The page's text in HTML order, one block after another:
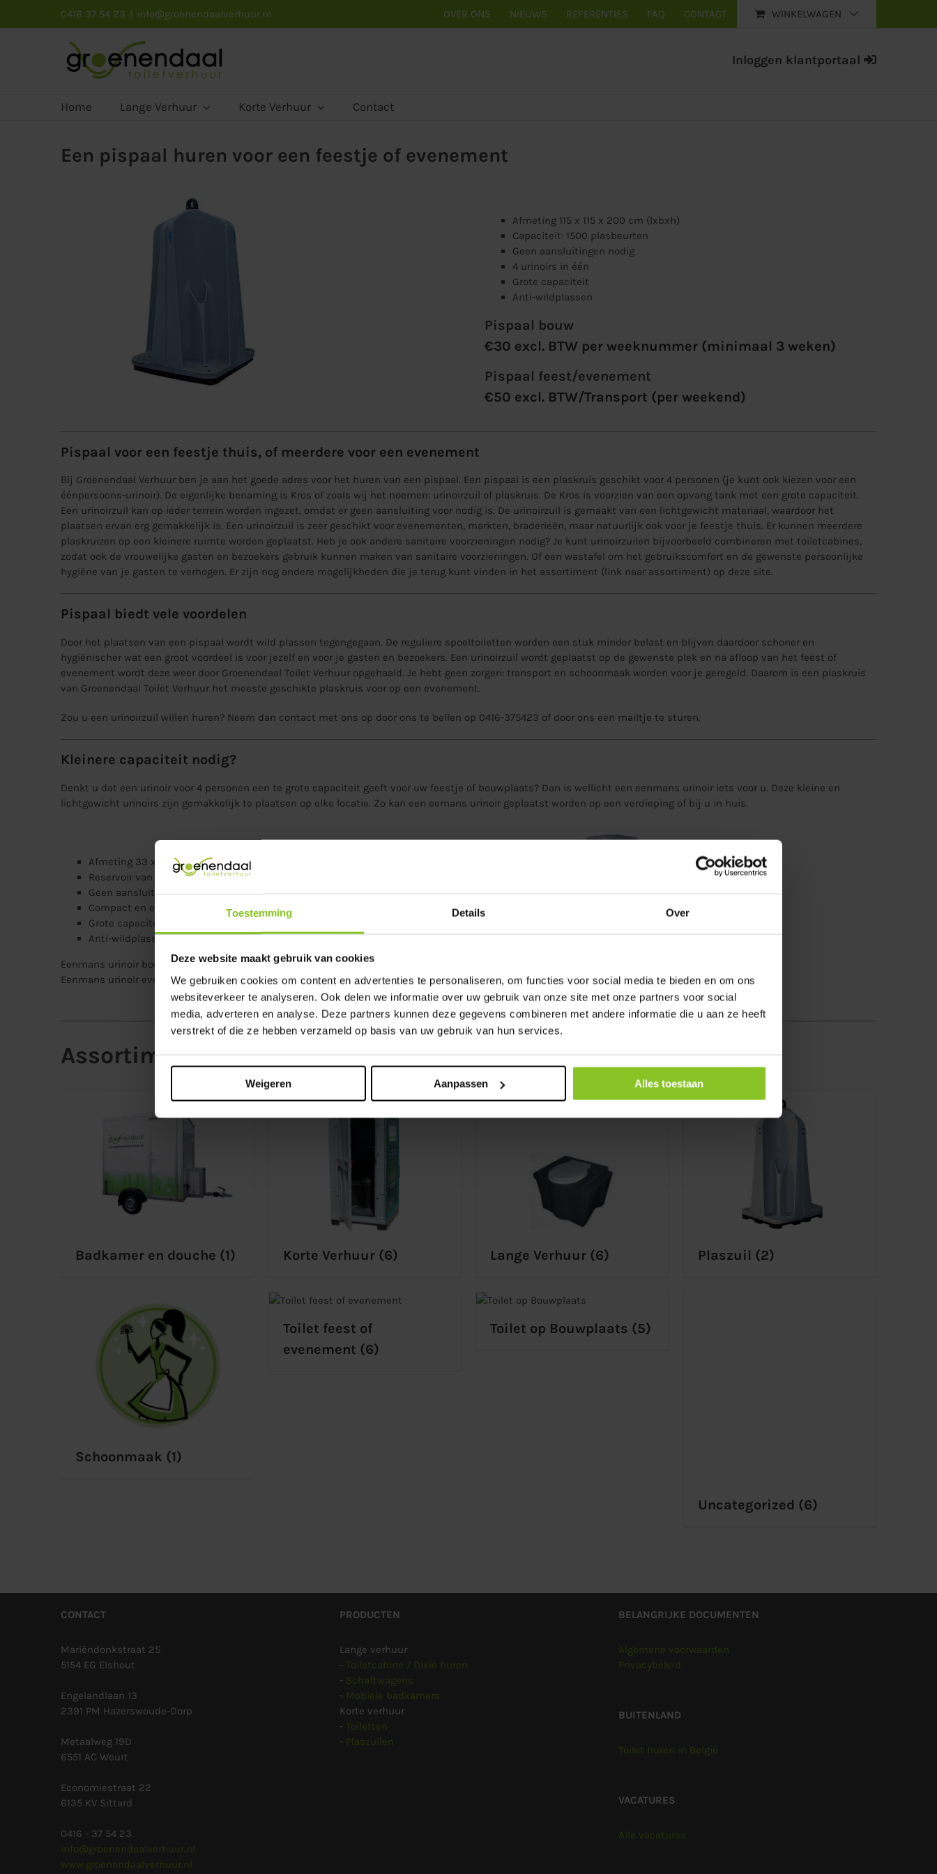
Toestemming Details Over
Deze website maakt gebruik van cookies
We gebruiken cookies om content en advertenties te personaliseren, om functies voor social media te bieden en om ons
websiteverkeer te analyseren. Ook delen we informatie over uw gebruik van onze site met onze partners voor social
media, adverteren en analyse. Deze partners kunnen deze gegevens combineren met andere informatie die u aan ze heeft
verstrekt of die ze hebben verzameld op basis van uw gebruik van hun services.
Weigeren Aanpassen Alles toestaan
0416 37 54 23 | info@groenendaalverhuur.nl OVER ONS NIEUWS REFERENTIES FAQ CONTACT WINKELWAGEN
Inloggen klantportaal
Home Lange Verhuur Korte Verhuur Contact
Een pispaal huren voor een feestje of evenement
Afmeting 115 x 115 x 200 cm (lxbxh)
Capaciteit: 1500 plasbeurten
Geen aansluitingen nodig
4 urinoirs in één
Grote capaciteit
Anti-wildplassen
Pispaal bouw
€30 excl. BTW per weeknummer (minimaal 3 weken)
Pispaal feest/evenement
€50 excl. BTW/Transport (per weekend)
Pispaal voor een feestje thuis, of meerdere voor een evenement
Bij Groenendaal Verhuur ben je aan het goede adres voor het huren van een pispaal. Een pispaal is een plaskruis geschikt voor 4 personen (je kunt ook kiezen voor een
éénpersoons-urinoir). De eigenlijke benaming is Kros of zoals wij het noemen: urinoirzuil of plaskruis. De Kros is voorzien van een opvang tank met een grote capaciteit.
Een urinoirzuil kan op ieder terrein worden ingezet, omdat er geen aansluiting voor nodig is. De urinoirzuil is gemaakt van een lichtgewicht materiaal, waardoor het
plaatsen ervan erg gemakkelijk is. Een urinoirzuil is zeer geschikt voor evenementen, markten, braderieën, maar natuurlijk ook voor je feestje thuis. Er kunnen meerdere
plaskruizen op een kleinere ruimte worden geplaatst. Heb je ook andere sanitaire voorzieningen nodig? Je kunt urinoirzuilen bijvoorbeeld combineren met toiletcabines,
zodat ook de vrouwelijke gasten en bezoekers gebruik kunnen maken van sanitaire voorzieningen. Of een wastafel om het gebruikscomfort en de gewenste persoonlijke
hygiëne van je gasten te verhogen. Er zijn nog andere mogelijkheden die je terug kunt vinden in het assortiment (link naar assortiment) op deze site.
Pispaal biedt vele voordelen
Door het plaatsen van een pispaal wordt wild plassen tegengegaan. De reguliere spoeltoiletten worden een stuk minder belast en blijven daardoor schoner en
hygiënischer wat een groot voordeel is voor jezelf en voor je gasten en bezoekers. Een urinoirzuil wordt geplaatst op de gewenste plek en na afloop van het feest of
evenement wordt deze weer door Groenendaal Toilet Verhuur opgehaald. Je hebt geen zorgen: transport en schoonmaak worden voor je geregeld. Daarom is een plaskruis
van Groenendaal Toilet Verhuur het meeste geschikte plaskruis voor op een evenement.
Zou u een urinoirzuil willen huren? Neem dan contact met ons op door ons te bellen op 0416-375423 of door ons een mailtje te sturen.
Kleinere capaciteit nodig?
Denkt u dat een urinoir voor 4 personen een te grote capaciteit geeft voor uw feestje of bouwplaats? Dan is wellicht een eenmans urinoir iets voor u. Deze kleine en
lichtgewicht urinoirs zijn gemakkelijk te plaatsen op elke locatie. Zo kan een eemans urinoir geplaatst worden op een verdieping of bij u in huis.
Afmeting 33 x 39 x 120 cm (lxbxh)
Reservoir van 50 liter
Geen aansluitingen nodig
Compact en eenvoudig in gebruik
Grote capaciteit
Anti-wildplassen
Eenmans urinoir bouw
: €17,50 excl. BTW per weeknummer (minimaal 3 weken)
Eenmans urinoir evenement: €35 excl. BTW/Transport (per weekend)
Assortiment
Badkamer en douche (1) Korte Verhuur (6) Lange Verhuur (6) Plaszuil (2)
Schoonmaak (1)
Toilet feest of
evenement (6)
Toilet op Bouwplaats (5)
Uncategorized (6)
CONTACT
Mariëndonkstraat 25
5154 EG Elshout
Engelandlaan 13
2391 PM Hazerswoude-Dorp
Metaalweg 19D
6551 AC Weurt
Economiestraat 22
6135 KV Sittard
0416 - 37 54 23
info@groenendaalverhuur.nl
www.groenendaalverhuur.nl
PRODUCTEN
Lange verhuur
- Toiletcabine / Dixie huren
- Schaftwagens
- Mobiele badkamers
Korte verhuur
- Toiletten
- Plaszuilen
BELANGRIJKE DOCUMENTEN
Algemene voorwaarden
Privacybeleid
BUITENLAND
Toilet huren in België
VACATURES
Alle vacatures